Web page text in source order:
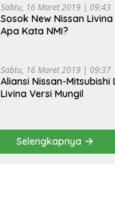
Sabtu, 16 Maret 2019 | 09:43
Sosok New Nissan
Apa Kata NMI?
Sabtu, 16 Maret 2019 | 09:37
Aliansi Nissan-Mitsubishi
Livina Versi Mungil
Selengkapnya